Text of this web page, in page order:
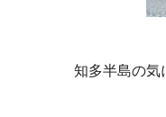
知多半島の気